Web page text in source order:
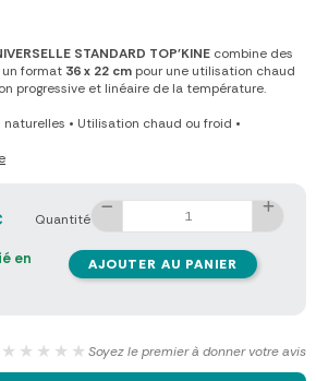
STANDARD TOP'KINE combine des
format 36 x 22 cm pour une utilisation chaud
progressive et linéaire de la température.
naturelles • Utilisation chaud ou froid •
en
Quantité
AJOUTER AU PANIER
★★★★★ Soyez le premier à donner votre avis